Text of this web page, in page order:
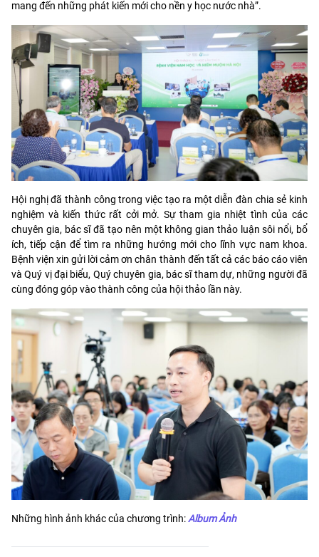
mang đến những phát kiến mới cho nền y học nước nhà”.
Hội nghị đã thành công trong việc tạo ra một diễn đàn chia sẻ kinh
nghiệm và kiến thức rất cởi mở. Sự tham gia nhiệt tình của các
chuyên gia, bác sĩ đã tạo nên một không gian thảo luận sôi nổi, bổ
ích, tiếp cận để tìm ra những hướng mới cho lĩnh vực nam khoa.
Bệnh viện xin gửi lời cảm ơn chân thành đến tất cả các báo cáo viên
và Quý vị đại biểu, Quý chuyên gia, bác sĩ tham dự, những người đã
cùng đóng góp vào thành công của hội thảo lần này.
Những hình ảnh khác của chương trình:Album Ảnh